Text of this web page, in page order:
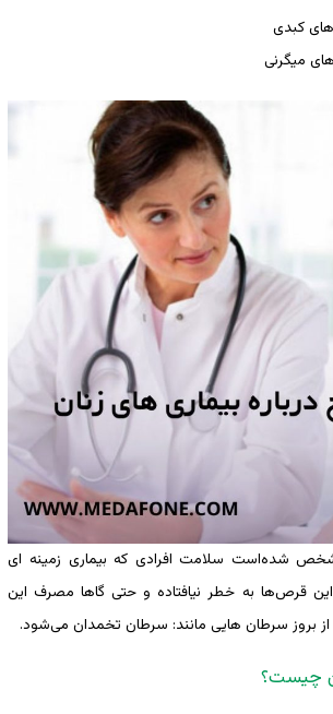
کبدی
میگرنی
‌شده‌است سلامت افرادی که بیماری زمینه ای
قرص‌ها به خطر نیافتاده و حتی گاها مصرف این
بروز سرطان هایی مانند: سرطان تخمدان می‌شود.
چیست؟